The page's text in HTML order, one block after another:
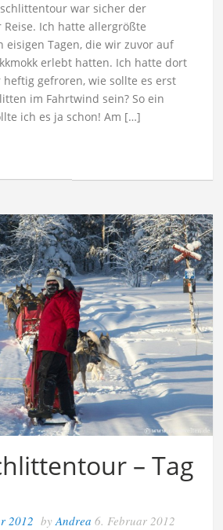
war sicher der
Ich hatte allergrößte
eisigen Tagen, die wir zuvor auf
erlebt hatten. Ich hatte dort
gefroren, wie sollte es erst
im Fahrtwind sein? So ein
ich es ja schon! Am […]
– Tag
2012 byAndrea 6. Februar 2012